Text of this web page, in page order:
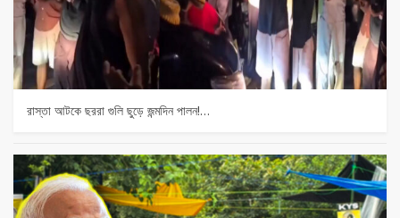
রাস্তা আটকে ছররা গুলি ছুড়ে জন্মদিন পালন!…